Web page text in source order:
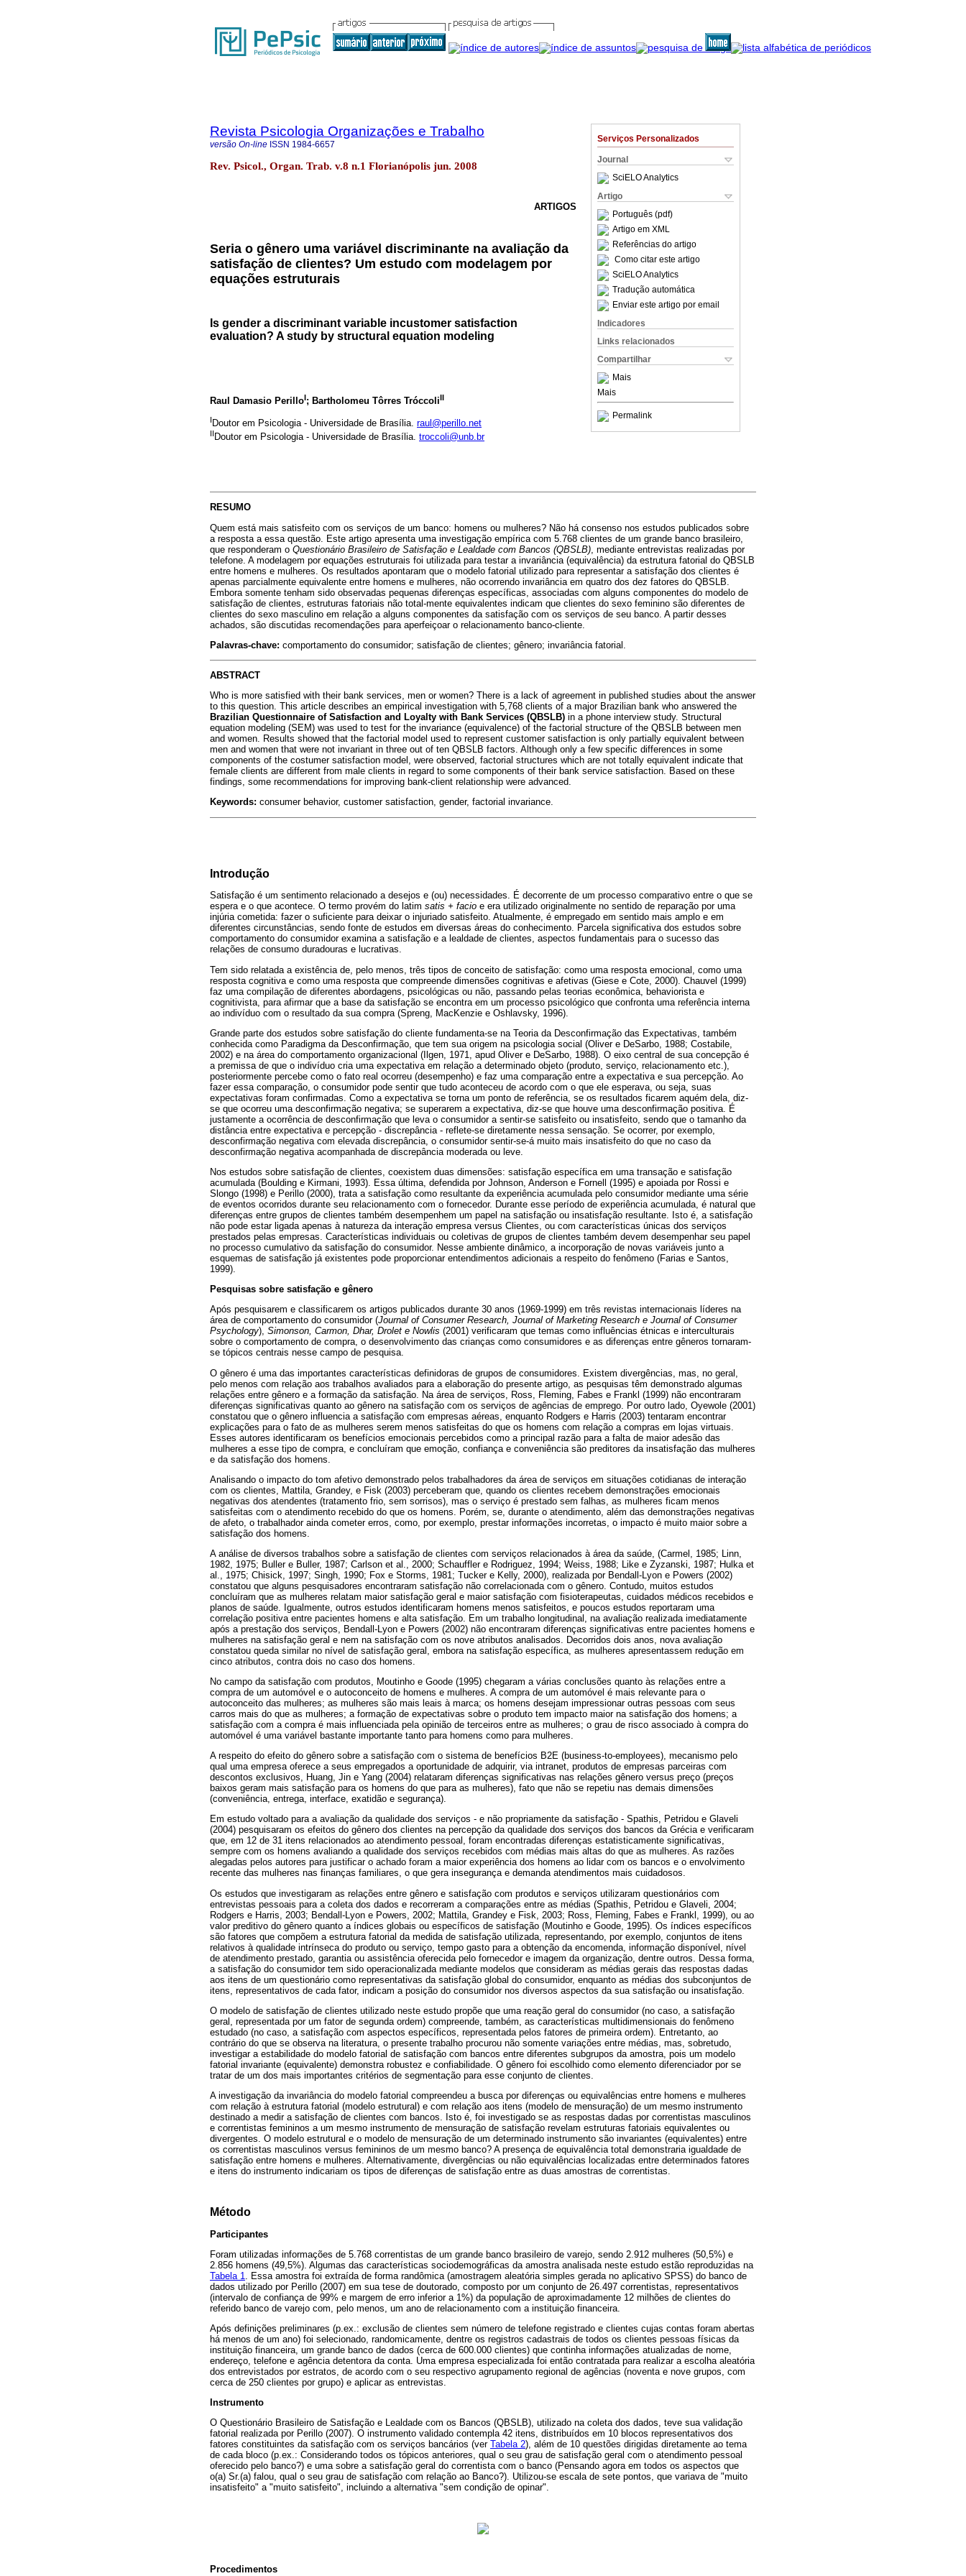
Serviços Personalizados
Journal
SciELO Analytics
Artigo
Português (pdf)
Artigo em XML
Referências do artigo
Como citar este artigo
SciELO Analytics
Tradução automática
Enviar este artigo por email
Indicadores
Links relacionados
Compartilhar
Mais
Mais
Permalink
Revista Psicologia Organizações e Trabalho
versão On-line ISSN 1984-6657
Rev. Psicol., Organ. Trab. v.8 n.1 Florianópolis jun. 2008
ARTIGOS
Seria o gênero uma variável discriminante na avaliação da
satisfação de clientes? Um estudo com modelagem por
equações estruturais
Is gender a discriminant variable incustomer satisfaction
evaluation? A study by structural equation modeling
Raul Damasio PerilloI; Bartholomeu Tôrres TróccoliII
I Doutor em Psicologia - Universidade de Brasília. raul@perillo.net
IIDoutor em Psicologia - Universidade de Brasília. troccoli@unb.br
RESUMO
Quem está mais satisfeito com os serviços de um banco: homens ou mulheres? Não há consenso nos estudos publicados sobre
a resposta a essa questão. Este artigo apresenta uma investigação empírica com 5.768 clientes de um grande banco brasileiro,
que responderam o Questionário Brasileiro de Satisfação e Lealdade com Bancos (QBSLB) , mediante entrevistas realizadas por
telefone. A modelagem por equações estruturais foi utilizada para testar a invariância (equivalência) da estrutura fatorial do QBSLB
entre homens e mulheres. Os resultados apontaram que o modelo fatorial utilizado para representar a satisfação dos clientes é
apenas parcialmente equivalente entre homens e mulheres, não ocorrendo invariância em quatro dos dez fatores do QBSLB.
Embora somente tenham sido observadas pequenas diferenças específicas, associadas com alguns componentes do modelo de
satisfação de clientes, estruturas fatoriais não total-mente equivalentes indicam que clientes do sexo feminino são diferentes de
clientes do sexo masculino em relação a alguns componentes da satisfação com os serviços de seu banco. A partir desses
achados, são discutidas recomendações para aperfeiçoar o relacionamento banco-cliente.
Palavras-chave: comportamento do consumidor; satisfação de clientes; gênero; invariância fatorial.
ABSTRACT
Who is more satisfied with their bank services, men or women? There is a lack of agreement in published studies about the answer
to this question. This article describes an empirical investigation with 5,768 clients of a major Brazilian bank who answered the
Brazilian Questionnaire of Satisfaction and Loyalty with Bank Services (QBSLB) in a phone interview study. Structural
equation modeling (SEM) was used to test for the invariance (equivalence) of the factorial structure of the QBSLB between men
and women. Results showed that the factorial model used to represent customer satisfaction is only partially equivalent between
men and women that were not invariant in three out of ten QBSLB factors. Although only a few specific differences in some
components of the costumer satisfaction model, were observed, factorial structures which are not totally equivalent indicate that
female clients are different from male clients in regard to some components of their bank service satisfaction. Based on these
findings, some recommendations for improving bank-client relationship were advanced.
Keywords: consumer behavior, customer satisfaction, gender, factorial invariance.
Introdução
Satisfação é um sentimento relacionado a desejos e (ou) necessidades. É decorrente de um processo comparativo entre o que se
espera e o que acontece. O termo provém do latim satis + facio e era utilizado originalmente no sentido de reparação por uma
injúria cometida: fazer o suficiente para deixar o injuriado satisfeito. Atualmente, é empregado em sentido mais amplo e em
diferentes circunstâncias, sendo fonte de estudos em diversas áreas do conhecimento. Parcela significativa dos estudos sobre
comportamento do consumidor examina a satisfação e a lealdade de clientes, aspectos fundamentais para o sucesso das
relações de consumo duradouras e lucrativas.
Tem sido relatada a existência de, pelo menos, três tipos de conceito de satisfação: como uma resposta emocional, como uma
resposta cognitiva e como uma resposta que compreende dimensões cognitivas e afetivas (Giese e Cote, 2000). Chauvel (1999)
faz uma compilação de diferentes abordagens, psicológicas ou não, passando pelas teorias econômica, behaviorista e
cognitivista, para afirmar que a base da satisfação se encontra em um processo psicológico que confronta uma referência interna
ao indivíduo com o resultado da sua compra (Spreng, MacKenzie e Oshlavsky, 1996).
Grande parte dos estudos sobre satisfação do cliente fundamenta-se na Teoria da Desconfirmação das Expectativas, também
conhecida como Paradigma da Desconfirmação, que tem sua origem na psicologia social (Oliver e DeSarbo, 1988; Costabile,
2002) e na área do comportamento organizacional (Ilgen, 1971, apud Oliver e DeSarbo, 1988). O eixo central de sua concepção é
a premissa de que o indivíduo cria uma expectativa em relação a determinado objeto (produto, serviço, relacionamento etc.),
posteriormente percebe como o fato real ocorreu (desempenho) e faz uma comparação entre a expectativa e sua percepção. Ao
fazer essa comparação, o consumidor pode sentir que tudo aconteceu de acordo com o que ele esperava, ou seja, suas
expectativas foram confirmadas. Como a expectativa se torna um ponto de referência, se os resultados ficarem aquém dela, diz-
se que ocorreu uma desconfirmação negativa; se superarem a expectativa, diz-se que houve uma desconfirmação positiva. É
justamente a ocorrência de desconfirmação que leva o consumidor a sentir-se satisfeito ou insatisfeito, sendo que o tamanho da
distância entre expectativa e percepção - discrepância - reflete-se diretamente nessa sensação. Se ocorrer, por exemplo,
desconfirmação negativa com elevada discrepância, o consumidor sentir-se-á muito mais insatisfeito do que no caso da
desconfirmação negativa acompanhada de discrepância moderada ou leve.
Nos estudos sobre satisfação de clientes, coexistem duas dimensões: satisfação específica em uma transação e satisfação
acumulada (Boulding e Kirmani, 1993). Essa última, defendida por Johnson, Anderson e Fornell (1995) e apoiada por Rossi e
Slongo (1998) e Perillo (2000), trata a satisfação como resultante da experiência acumulada pelo consumidor mediante uma série
de eventos ocorridos durante seu relacionamento com o fornecedor. Durante esse período de experiência acumulada, é natural que
diferenças entre grupos de clientes também desempenhem um papel na satisfação ou insatisfação resultante. Isto é, a satisfação
não pode estar ligada apenas à natureza da interação empresa versus Clientes, ou com características únicas dos serviços
prestados pelas empresas. Características individuais ou coletivas de grupos de clientes também devem desempenhar seu papel
no processo cumulativo da satisfação do consumidor. Nesse ambiente dinâmico, a incorporação de novas variáveis junto a
esquemas de satisfação já existentes pode proporcionar entendimentos adicionais a respeito do fenômeno (Farias e Santos,
1999).
Pesquisas sobre satisfação e gênero
Após pesquisarem e classificarem os artigos publicados durante 30 anos (1969-1999) em três revistas internacionais líderes na
área de comportamento do consumidor (Journal of Consumer Research, Journal of Marketing Research e Journal of Consumer
Psychology), Simonson, Carmon, Dhar, Drolet e Nowlis (2001) verificaram que temas como influências étnicas e interculturais
sobre o comportamento de compra, o desenvolvimento das crianças como consumidores e as diferenças entre gêneros tornaram-
se tópicos centrais nesse campo de pesquisa.
O gênero é uma das importantes características definidoras de grupos de consumidores. Existem divergências, mas, no geral,
pelo menos com relação aos trabalhos avaliados para a elaboração do presente artigo, as pesquisas têm demonstrado algumas
relações entre gênero e a formação da satisfação. Na área de serviços, Ross, Fleming, Fabes e Frankl (1999) não encontraram
diferenças significativas quanto ao gênero na satisfação com os serviços de agências de emprego. Por outro lado, Oyewole (2001)
constatou que o gênero influencia a satisfação com empresas aéreas, enquanto Rodgers e Harris (2003) tentaram encontrar
explicações para o fato de as mulheres serem menos satisfeitas do que os homens com relação a compras em lojas virtuais.
Esses autores identificaram os benefícios emocionais percebidos como a principal razão para a falta de maior adesão das
mulheres a esse tipo de compra, e concluíram que emoção, confiança e conveniência são preditores da insatisfação das mulheres
e da satisfação dos homens.
Analisando o impacto do tom afetivo demonstrado pelos trabalhadores da área de serviços em situações cotidianas de interação
com os clientes, Mattila, Grandey, e Fisk (2003) perceberam que, quando os clientes recebem demonstrações emocionais
negativas dos atendentes (tratamento frio, sem sorrisos), mas o serviço é prestado sem falhas, as mulheres ficam menos
satisfeitas com o atendimento recebido do que os homens. Porém, se, durante o atendimento, além das demonstrações negativas
de afeto, o trabalhador ainda cometer erros, como, por exemplo, prestar informações incorretas, o impacto é muito maior sobre a
satisfação dos homens.
A análise de diversos trabalhos sobre a satisfação de clientes com serviços relacionados à área da saúde, (Carmel, 1985; Linn,
1982, 1975; Buller e Buller, 1987; Carlson et al., 2000; Schauffler e Rodriguez, 1994; Weiss, 1988; Like e Zyzanski, 1987; Hulka et
al., 1975; Chisick, 1997; Singh, 1990; Fox e Storms, 1981; Tucker e Kelly, 2000), realizada por Bendall-Lyon e Powers (2002)
constatou que alguns pesquisadores encontraram satisfação não correlacionada com o gênero. Contudo, muitos estudos
concluíram que as mulheres relatam maior satisfação geral e maior satisfação com fisioterapeutas, cuidados médicos recebidos e
planos de saúde. Igualmente, outros estudos identificaram homens menos satisfeitos, e poucos estudos reportaram uma
correlação positiva entre pacientes homens e alta satisfação. Em um trabalho longitudinal, na avaliação realizada imediatamente
após a prestação dos serviços, Bendall-Lyon e Powers (2002) não encontraram diferenças significativas entre pacientes homens e
mulheres na satisfação geral e nem na satisfação com os nove atributos analisados. Decorridos dois anos, nova avaliação
constatou queda similar no nível de satisfação geral, embora na satisfação específica, as mulheres apresentassem redução em
cinco atributos, contra dois no caso dos homens.
No campo da satisfação com produtos, Moutinho e Goode (1995) chegaram a várias conclusões quanto às relações entre a
compra de um automóvel e o autoconceito de homens e mulheres. A compra de um automóvel é mais relevante para o
autoconceito das mulheres; as mulheres são mais leais à marca; os homens desejam impressionar outras pessoas com seus
carros mais do que as mulheres; a formação de expectativas sobre o produto tem impacto maior na satisfação dos homens; a
satisfação com a compra é mais influenciada pela opinião de terceiros entre as mulheres; o grau de risco associado à compra do
automóvel é uma variável bastante importante tanto para homens como para mulheres.
A respeito do efeito do gênero sobre a satisfação com o sistema de benefícios B2E (business-to-employees), mecanismo pelo
qual uma empresa oferece a seus empregados a oportunidade de adquirir, via intranet, produtos de empresas parceiras com
descontos exclusivos, Huang, Jin e Yang (2004) relataram diferenças significativas nas relações gênero versus preço (preços
baixos geram mais satisfação para os homens do que para as mulheres), fato que não se repetiu nas demais dimensões
(conveniência, entrega, interface, exatidão e segurança).
Em estudo voltado para a avaliação da qualidade dos serviços - e não propriamente da satisfação - Spathis, Petridou e Glaveli
(2004) pesquisaram os efeitos do gênero dos clientes na percepção da qualidade dos serviços dos bancos da Grécia e verificaram
que, em 12 de 31 itens relacionados ao atendimento pessoal, foram encontradas diferenças estatisticamente significativas,
sempre com os homens avaliando a qualidade dos serviços recebidos com médias mais altas do que as mulheres. As razões
alegadas pelos autores para justificar o achado foram a maior experiência dos homens ao lidar com os bancos e o envolvimento
recente das mulheres nas finanças familiares, o que gera insegurança e demanda atendimentos mais cuidadosos.
Os estudos que investigaram as relações entre gênero e satisfação com produtos e serviços utilizaram questionários com
entrevistas pessoais para a coleta dos dados e recorreram a comparações entre as médias (Spathis, Petridou e Glaveli, 2004;
Rodgers e Harris, 2003; Bendall-Lyon e Powers, 2002; Mattila, Grandey e Fisk, 2003; Ross, Fleming, Fabes e Frankl, 1999), ou ao
valor preditivo do gênero quanto a índices globais ou específicos de satisfação (Moutinho e Goode, 1995). Os índices específicos
são fatores que compõem a estrutura fatorial da medida de satisfação utilizada, representando, por exemplo, conjuntos de itens
relativos à qualidade intrínseca do produto ou serviço, tempo gasto para a obtenção da encomenda, informação disponível, nível
de atendimento prestado, garantia ou assistência oferecida pelo fornecedor e imagem da organização, dentre outros. Dessa forma,
a satisfação do consumidor tem sido operacionalizada mediante modelos que consideram as médias gerais das respostas dadas
aos itens de um questionário como representativas da satisfação global do consumidor, enquanto as médias dos subconjuntos de
itens, representativos de cada fator, indicam a posição do consumidor nos diversos aspectos da sua satisfação ou insatisfação.
O modelo de satisfação de clientes utilizado neste estudo propõe que uma reação geral do consumidor (no caso, a satisfação
geral, representada por um fator de segunda ordem) compreende, também, as características multidimensionais do fenômeno
estudado (no caso, a satisfação com aspectos específicos, representada pelos fatores de primeira ordem). Entretanto, ao
contrário do que se observa na literatura, o presente trabalho procurou não somente variações entre médias, mas, sobretudo,
investigar a estabilidade do modelo fatorial de satisfação com bancos entre diferentes subgrupos da amostra, pois um modelo
fatorial invariante (equivalente) demonstra robustez e confiabilidade. O gênero foi escolhido como elemento diferenciador por se
tratar de um dos mais importantes critérios de segmentação para esse conjunto de clientes.
A investigação da invariância do modelo fatorial compreendeu a busca por diferenças ou equivalências entre homens e mulheres
com relação à estrutura fatorial (modelo estrutural) e com relação aos itens (modelo de mensuração) de um mesmo instrumento
destinado a medir a satisfação de clientes com bancos. Isto é, foi investigado se as respostas dadas por correntistas masculinos
e correntistas femininos a um mesmo instrumento de mensuração de satisfação revelam estruturas fatoriais equivalentes ou
divergentes. O modelo estrutural e o modelo de mensuração de um determinado instrumento são invariantes (equivalentes) entre
os correntistas masculinos versus femininos de um mesmo banco? A presença de equivalência total demonstraria igualdade de
satisfação entre homens e mulheres. Alternativamente, divergências ou não equivalências localizadas entre determinados fatores
e itens do instrumento indicariam os tipos de diferenças de satisfação entre as duas amostras de correntistas.
Método
Participantes
Foram utilizadas informações de 5.768 correntistas de um grande banco brasileiro de varejo, sendo 2.912 mulheres (50,5%) e
2.856 homens (49,5%). Algumas das características sociodemográficas da amostra analisada neste estudo estão reproduzidas na
Tabela 1
. Essa amostra foi extraída de forma randômica (amostragem aleatória simples gerada no aplicativo SPSS) do banco de
dados utilizado por Perillo (2007) em sua tese de doutorado, composto por um conjunto de 26.497 correntistas, representativos
(intervalo de confiança de 99% e margem de erro inferior a 1%) da população de aproximadamente 12 milhões de clientes do
referido banco de varejo com, pelo menos, um ano de relacionamento com a instituição financeira.
Após definições preliminares (p.ex.: exclusão de clientes sem número de telefone registrado e clientes cujas contas foram abertas
há menos de um ano) foi selecionado, randomicamente, dentre os registros cadastrais de todos os clientes pessoas físicas da
instituição financeira, um grande banco de dados (cerca de 600.000 clientes) que continha informações atualizadas de nome,
endereço, telefone e agência detentora da conta. Uma empresa especializada foi então contratada para realizar a escolha aleatória
dos entrevistados por estratos, de acordo com o seu respectivo agrupamento regional de agências (noventa e nove grupos, com
cerca de 250 clientes por grupo) e aplicar as entrevistas.
Instrumento
O Questionário Brasileiro de Satisfação e Lealdade com os Bancos (QBSLB), utilizado na coleta dos dados, teve sua validação
fatorial realizada por Perillo (2007). O instrumento validado contempla 42 itens, distribuídos em 10 blocos representativos dos
fatores constituintes da satisfação com os serviços bancários (ver Tabela 2), além de 10 questões dirigidas diretamente ao tema
de cada bloco (p.ex.: Considerando todos os tópicos anteriores, qual o seu grau de satisfação geral com o atendimento pessoal
oferecido pelo banco?) e uma sobre a satisfação geral do correntista com o banco (Pensando agora em todos os aspectos que
o(a) Sr.(a) falou, qual o seu grau de satisfação com relação ao Banco?). Utilizou-se escala de sete pontos, que variava de "muito
insatisfeito" a "muito satisfeito", incluindo a alternativa "sem condição de opinar".
Procedimentos